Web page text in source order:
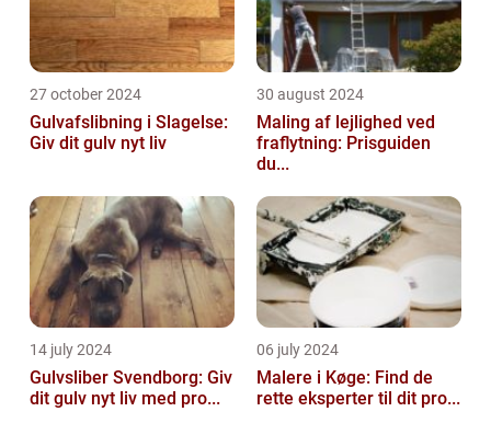
27 october 2024
Gulvafslibning i Slagelse:
Giv dit gulv nyt liv
30 august 2024
Maling af lejlighed ved
fraflytning: Prisguiden
du...
14 july 2024
Gulvsliber Svendborg: Giv
dit gulv nyt liv med pro...
06 july 2024
Malere i Køge: Find de
rette eksperter til dit pro...